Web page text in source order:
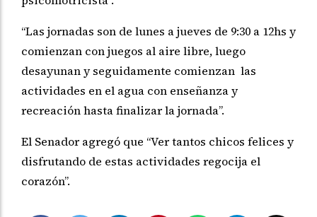
“Las jornadas son de lunes a jueves de 9:30 a 12hs y
comienzan con juegos al aire libre, luego
desayunan y seguidamente comienzan las
actividades en el agua con enseñanza y
recreación hasta finalizar la jornada”.
El Senador agregó que “Ver tantos chicos felices y
disfrutando de estas actividades regocija el
corazón”.